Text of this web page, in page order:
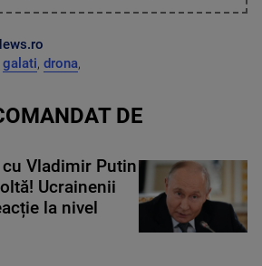
galati, drona,
DE
cu Vladimir Putin
Ucrainenii
la nivel